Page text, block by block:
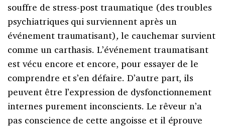
souffre de stress-post traumatique (des troubles
psychiatriques qui surviennent après un
événement traumatisant), le cauchemar survient
comme un carthasis. L’événement traumatisant
est vécu encore et encore, pour essayer de le
comprendre et s’en défaire. D’autre part, ils
peuvent être l’expression de dysfonctionnement
internes purement inconscients. Le rêveur n’a
pas conscience de cette angoisse et il éprouve